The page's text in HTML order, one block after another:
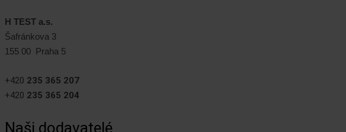
H TEST a.s.
Šafránkova 3
155 00 Praha 5
+420 235 365 207
+420 235 365 204
Naši dodavatelé